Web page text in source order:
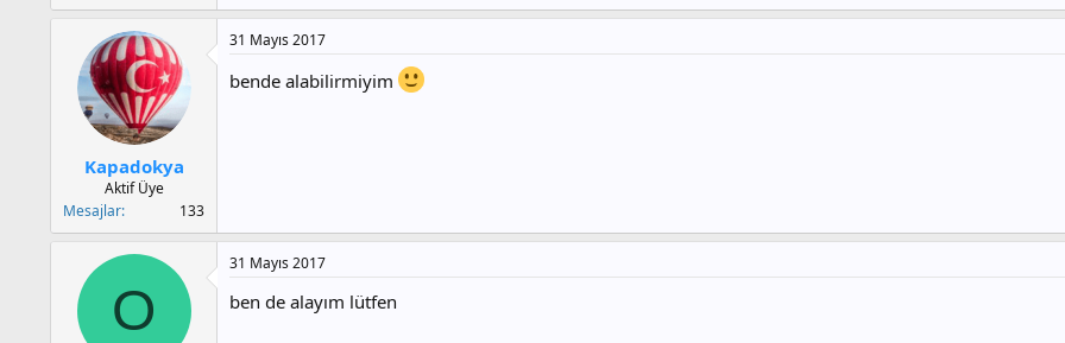
Kapadokya
Aktif Üye
Mesajlar
133
31 Mayıs 2017
bende alabilirmiyim
O
31 Mayıs 2017
ben de alayım lütfen